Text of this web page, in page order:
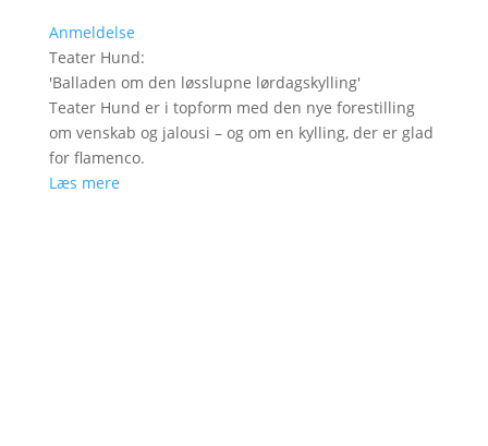
Anmeldelse
Teater Hund:
'Balladen om den løsslupne lørdagskylling'
Teater Hund er i topform med den nye forestilling
om venskab og jalousi – og om en kylling, der er glad
for flamenco.
Læs mere